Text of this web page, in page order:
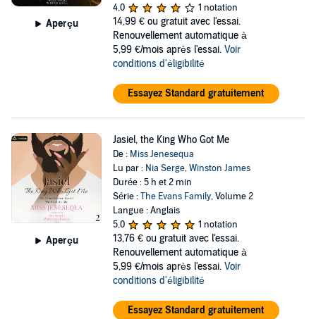
Aperçu
4,0
1 notation
14,99 € ou gratuit avec l'essai.
Renouvellement automatique à
5,99 €/mois après l'essai. Voir
conditions d'éligibilité
Essayez Standard gratuitement
Aperçu
Jasiel, the King Who Got Me
De : Miss Jenesequa
Lu par : Nia Serge,Winston James
Durée : 5 h et 2 min
Série :The Evans Family, Volume 2
Langue : Anglais
5,0
1 notation
13,76 € ou gratuit avec l'essai.
Renouvellement automatique à
5,99 €/mois après l'essai. Voir
conditions d'éligibilité
Essayez Standard gratuitement